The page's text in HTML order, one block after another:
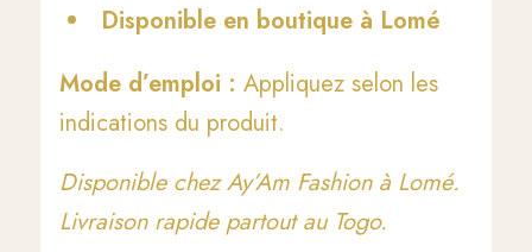
Disponible en boutique à Lomé
Mode d’emploi : Appliquez selon les
indications du produit.
Disponible chez Ay’Am Fashion à Lomé.
Livraison rapide partout au Togo.